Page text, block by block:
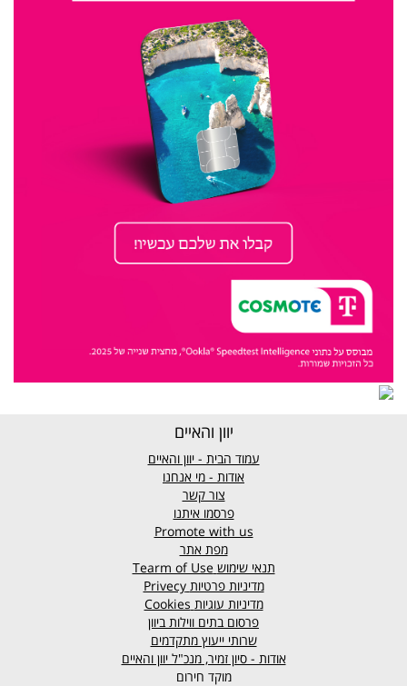
יוון והאיים
עמוד הבית - יוון והאיים
אודות - מי אנחנו
צור קשר
פרסמו איתנו
Promote with us
מפת אתר
תנאי שימוש
מדיניות פרטיות Privecy
מדיניות עוגיות Cookies
פרסום בתים ווילות ביוון
שרותי ייעוץ מתקדמים
אודות - סיון זמיר, מנכ"ל יוון והאיים
מוקד חירום